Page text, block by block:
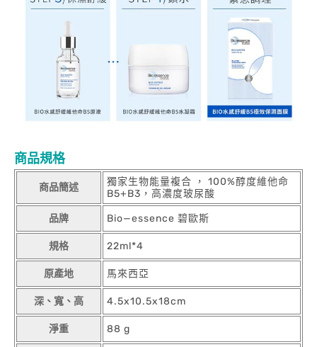
商品規格
商品簡述
獨家生物能量複合 ， 100%醇度維他命
B5+B3，高濃度玻尿酸
品牌 Bio—essence 碧歐斯
規格 22ml*4
原產地 馬來西亞
深、寬、高 4.5x10.5x18cm
淨重 88 g